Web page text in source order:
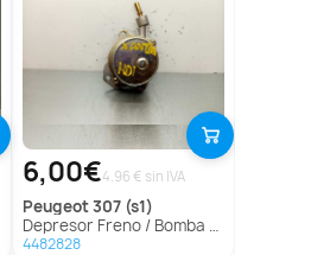
6,00€4.96 € sin IVA
peugeot307 (s1)
Depresor Freno / Bomba Vacio para Peugeot 307 (S1)
4482828